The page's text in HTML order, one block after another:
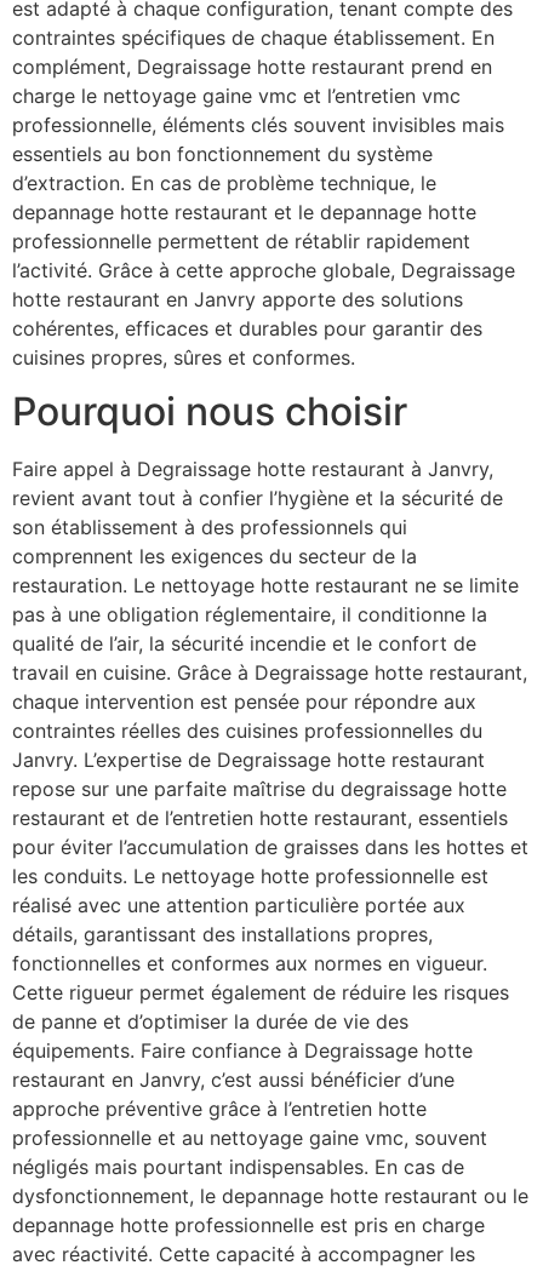
est adapté à chaque configuration, tenant compte des
contraintes spécifiques de chaque établissement. En
complément, Degraissage hotte restaurant prend en
charge le nettoyage gaine vmc et l’entretien vmc
professionnelle, éléments clés souvent invisibles mais
essentiels au bon fonctionnement du système
d’extraction. En cas de problème technique, le
depannage hotte restaurant et le depannage hotte
professionnelle permettent de rétablir rapidement
l’activité. Grâce à cette approche globale, Degraissage
hotte restaurant en Janvry apporte des solutions
cohérentes, efficaces et durables pour garantir des
cuisines propres, sûres et conformes.
Pourquoi nous choisir
Faire appel à Degraissage hotte restaurant à Janvry,
revient avant tout à confier l’hygiène et la sécurité de
son établissement à des professionnels qui
comprennent les exigences du secteur de la
restauration. Le nettoyage hotte restaurant ne se limite
pas à une obligation réglementaire, il conditionne la
qualité de l’air, la sécurité incendie et le confort de
travail en cuisine. Grâce à Degraissage hotte restaurant,
chaque intervention est pensée pour répondre aux
contraintes réelles des cuisines professionnelles du
Janvry. L’expertise de Degraissage hotte restaurant
repose sur une parfaite maîtrise du degraissage hotte
restaurant et de l’entretien hotte restaurant, essentiels
pour éviter l’accumulation de graisses dans les hottes et
les conduits. Le nettoyage hotte professionnelle est
réalisé avec une attention particulière portée aux
détails, garantissant des installations propres,
fonctionnelles et conformes aux normes en vigueur.
Cette rigueur permet également de réduire les risques
de panne et d’optimiser la durée de vie des
équipements. Faire confiance à Degraissage hotte
restaurant en Janvry, c’est aussi bénéficier d’une
approche préventive grâce à l’entretien hotte
professionnelle et au nettoyage gaine vmc, souvent
négligés mais pourtant indispensables. En cas de
dysfonctionnement, le depannage hotte restaurant ou le
depannage hotte professionnelle est pris en charge
avec réactivité. Cette capacité à accompagner les